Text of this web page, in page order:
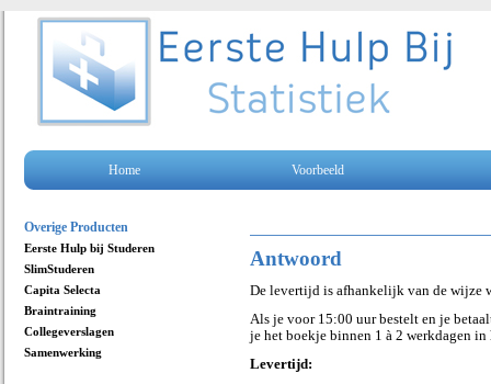
Home Voorbeeld
Overige Producten
Eerste Hulp bij Studeren
SlimStuderen
Capita Selecta
Braintraining
Collegeverslagen
Samenwerking
Antwoord
De levertijd is afhankelijk van de wijze
Als je voor 15:00 uur bestelt en je
je het boekje binnen 1 à 2 werkdagen in
Levertijd: